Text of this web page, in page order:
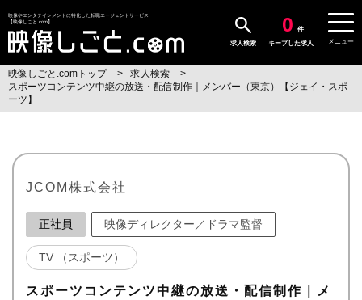
映像やエンタテインメントに特化した転職エージェントサービス
【映像しごと.com】
求人検索
0
件
キープした求人
メニュー
映像しごと.comトップ
求人検索
スポーツコンテンツ中継の放送・配信制作｜メンバー（東京）【ジェイ・スポ
ーツ】
JCOM株式会社
正社員 映像ディレクター／ドラマ監督
TV （スポーツ）
スポーツコンテンツ中継の放送・配信制作｜メ